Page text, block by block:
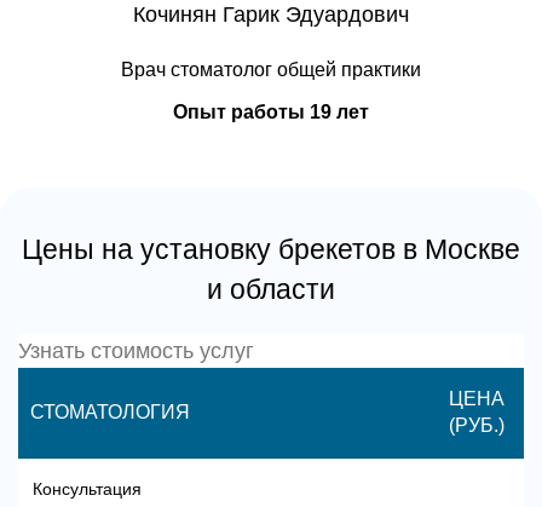
Кочинян Гарик Эдуардович
Врач стоматолог общей практики
Опыт работы 19 лет
Цены на установку брекетов в Москве
и области
Узнать стоимость услуг
СТОМАТОЛОГИЯ
ЦЕНА
(РУБ.)
Консультация